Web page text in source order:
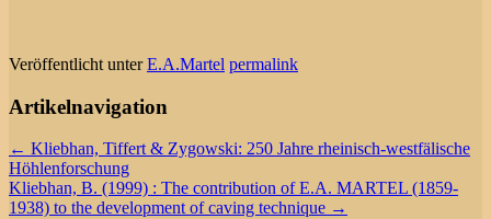
Veröffentlicht unter E.A.Martel permalink
Artikelnavigation
← Kliebhan, Tiffert & Zygowski: 250 Jahre rheinisch-westfälische
Höhlenforschung
Kliebhan, B. (1999) : The contribution of E.A. MARTEL (1859-
1938) to the development of caving technique →